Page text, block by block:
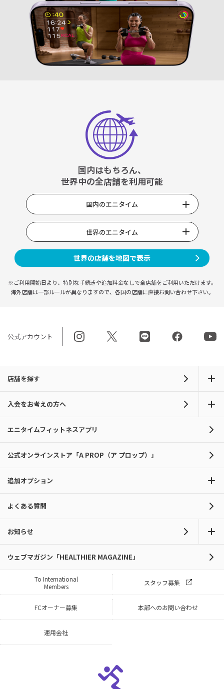
国内はもちろん、
世界中の全店舗を利用可能
国内のエニタイム
世界のエニタイム
世界の店舗を地図で表示
※ご利用開始日より、特別な手続きや追加料金なしで全店舗をご利用いただけます。
海外店舗は一部ルールが異なりますので、 各国の店舗に直接お問い合わせ下さい。
公式アカウント
店舗を探す
入会をお考えの方へ
エニタイムフィットネスアプリ
公式オンラインストア「A PROP（ア プロップ）」
追加オプション
よくある質問
お知らせ
ウェブマガジン「HEALTHIER MAGAZINE」
To International
Members
スタッフ募集
FCオーナー募集 本部へのお問い合わせ
運用会社